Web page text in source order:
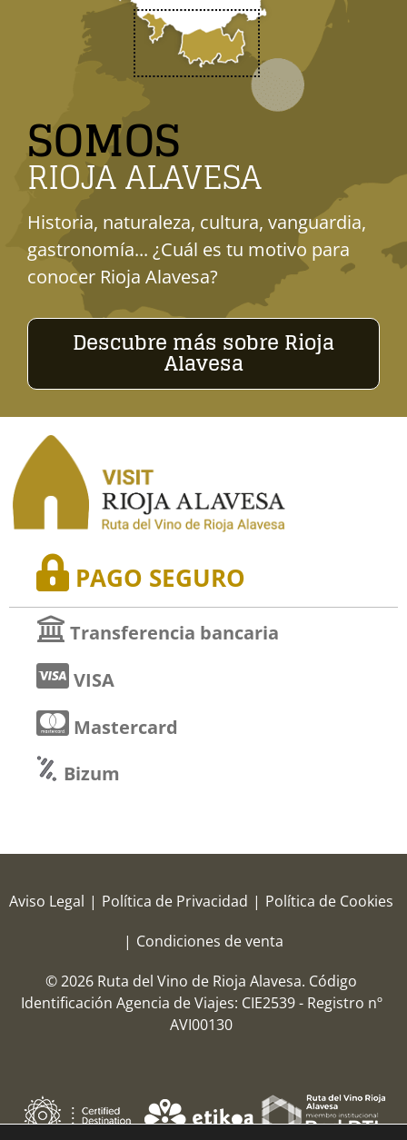
SOMOS
RIOJA ALAVESA
Historia, naturaleza, cultura, vanguardia,
gastronomía... ¿Cuál es tu motivo para
conocer Rioja Alavesa?
Descubre más sobre Rioja
Alavesa
PAGO SEGURO
Transferencia bancaria
VISA
Mastercard
Bizum
Aviso Legal | Política de Privacidad | Política de Cookies
| Condiciones de venta
© 2026 Ruta del Vino de Rioja Alavesa. Código
Identificación Agencia de Viajes: CIE2539 - Registro nº
AVI00130